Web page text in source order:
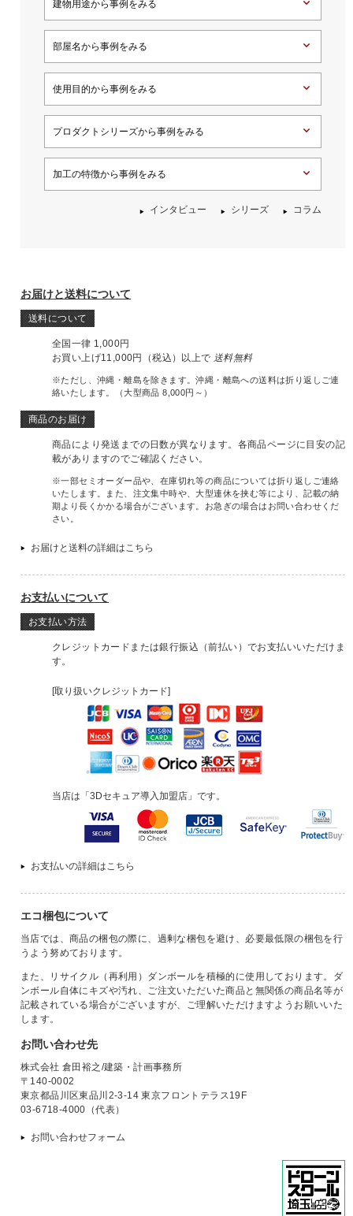
建物用途から事例をみる
部屋名から事例をみる
使用目的から事例をみる
プロダクトシリーズから事例をみる
加工の特徴から事例をみる
インタビュー シリーズ コラム
お届けと送料について
送料について
全国一律 1,000円
お買い上げ11,000円（税込）以上で 送料無料
※ただし、沖縄・離島を除きます。沖縄・離島への送料は折り返しご連
絡いたします。（大型商品 8,000円～）
商品のお届け
商品により発送までの日数が異なります。各商品ページに目安の記
載がありますのでご確認ください。
※一部セミオーダー品や、在庫切れ等の商品については折り返しご連絡
いたします。また、注文集中時や、大型連休を挟む等により、記載の納
期より長くかかる場合がございます。お急ぎの場合はお問い合わせくだ
さい。
お届けと送料の詳細はこちら
お支払いについて
お支払い方法
クレジットカードまたは銀行振込（前払い）でお支払いいただけま
す。
[取り扱いクレジットカード]
当店は「3Dセキュア導入加盟店」です。
お支払いの詳細はこちら
エコ梱包について
当店では、商品の梱包の際に、過剰な梱包を避け、必要最低限の梱包を行
うよう努めております。
また、リサイクル（再利用）ダンボールを積極的に使用しております。ダ
ンボール自体にキズや汚れ、ご注文いただいた商品と無関係の商品名等が
記載されている場合がございますが、ご理解いただけますようお願いいた
します。
お問い合わせ先
株式会社 倉田裕之/建築・計画事務所
〒140-0002
東京都品川区東品川2-3-14 東京フロントテラス19F
03-6718-4000（代表）
お問い合わせフォーム